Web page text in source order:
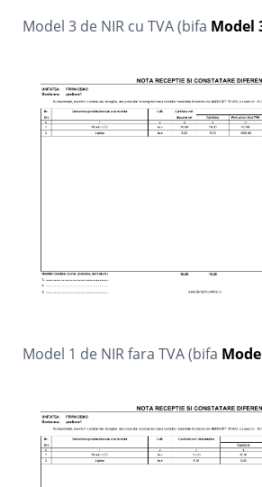
Model 3 de NIR cu TVA (bifa Model
Model 1 de NIR fara TVA (bifa